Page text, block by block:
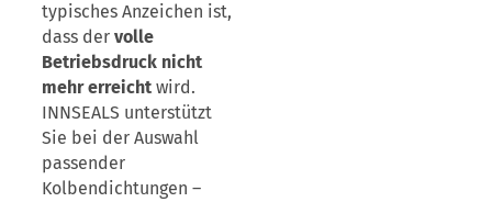
typisches Anzeichen ist,
dass der volle
Betriebsdruck nicht
mehr erreicht wird.
INNSEALS unterstützt
Sie bei der Auswahl
passender
Kolbendichtungen –